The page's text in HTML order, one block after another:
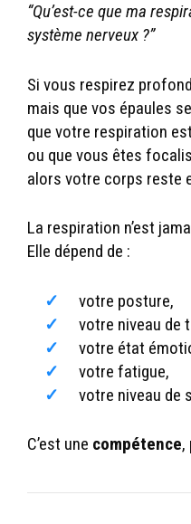
“Qu’est-ce que ma
système nerveux ?”
Si vous respirez
mais que vos épaules
que votre respiration
ou que vous êtes
alors votre corps reste
La respiration n’est
Elle dépend de :
votre posture,
votre niveau de
votre état
votre fatigue,
votre niveau de
C’est une compétence,